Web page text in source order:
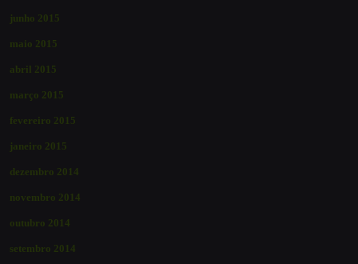
junho 2015
maio 2015
abril 2015
março 2015
fevereiro 2015
janeiro 2015
dezembro 2014
novembro 2014
outubro 2014
setembro 2014